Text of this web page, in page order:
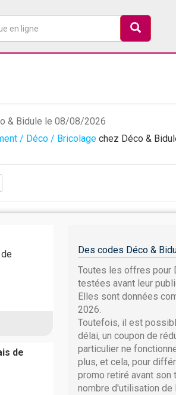
& Bidule le 08/08/2026
/ Déco / Bricolage chez Déco &
de
Des codes Déco &
Toutes les offres pour
testées avant leur
Elles sont données
2026.
Toutefois, il est
délai, un coupon de
particulier ne
plus, et cela, pour
promo retiré avant son
nombre d'utilisation